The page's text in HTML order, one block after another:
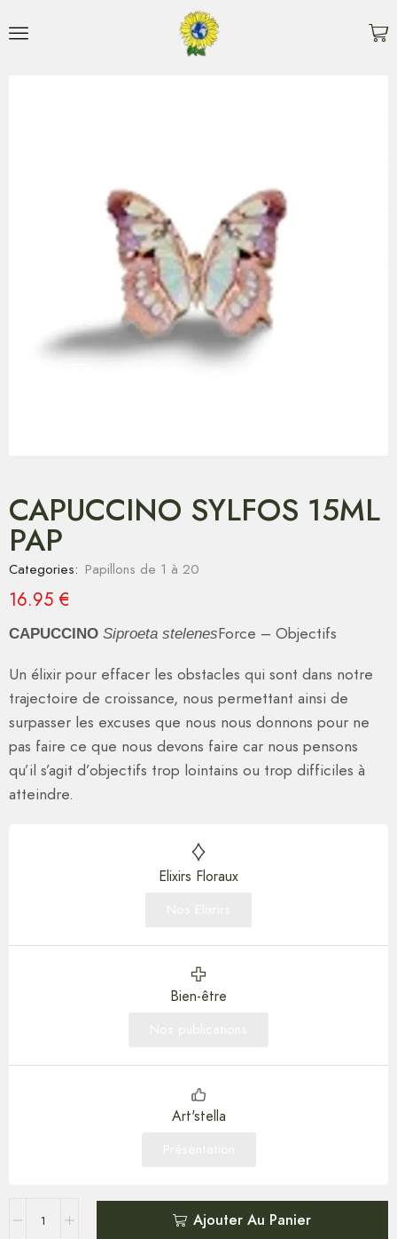
CAPUCCINO SYLFOS 15ML
PAP
Categories: Papillons de 1 à 20
16.95 €
CAPUCCINO Siproeta stelenesForce – Objectifs
Un élixir pour effacer les obstacles qui sont dans notre
trajectoire de croissance, nous permettant ainsi de
surpasser les excuses que nous nous donnons pour ne
pas faire ce que nous devons faire car nous pensons
qu’il s’agit d’objectifs trop lointains ou trop difficiles à
atteindre.
Elixirs Floraux
Bien-être
Art'stella
Ajouter Au Panier